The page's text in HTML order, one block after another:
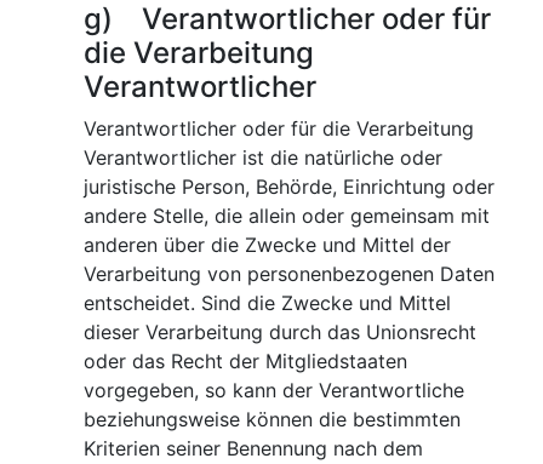
g) Verantwortlicher oder für
die Verarbeitung
Verantwortlicher
Verantwortlicher oder für die Verarbeitung
Verantwortlicher ist die natürliche oder
juristische Person, Behörde, Einrichtung oder
andere Stelle, die allein oder gemeinsam mit
anderen über die Zwecke und Mittel der
Verarbeitung von personenbezogenen Daten
entscheidet. Sind die Zwecke und Mittel
dieser Verarbeitung durch das Unionsrecht
oder das Recht der Mitgliedstaaten
vorgegeben, so kann der Verantwortliche
beziehungsweise können die bestimmten
Kriterien seiner Benennung nach dem